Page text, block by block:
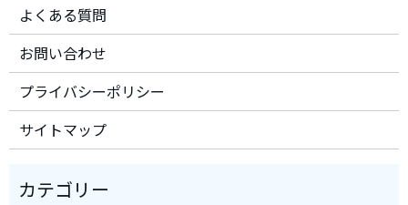
よくある質問
お問い合わせ
プライバシーポリシー
サイトマップ